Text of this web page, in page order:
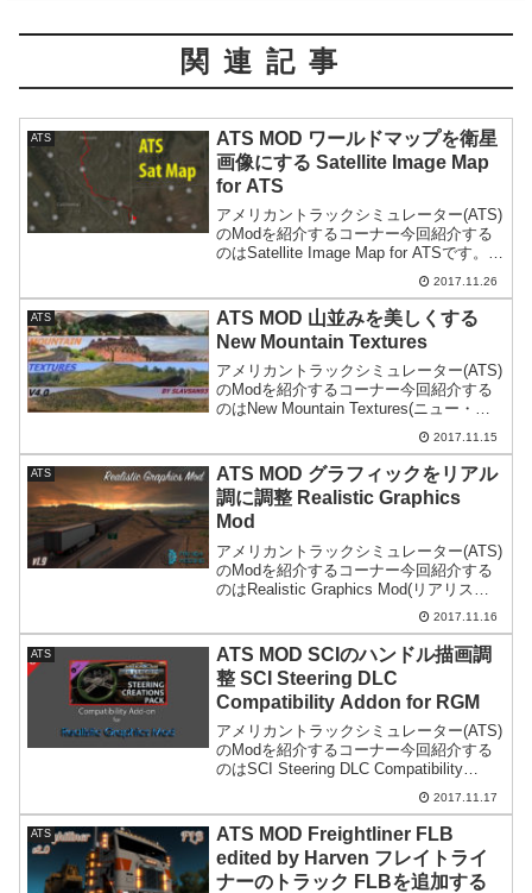
関連記事
ATS
ATS MOD ワールドマップを衛星
画像にする Satellite Image Map
for ATS
アメリカントラックシミュレーター(ATS)
のModを紹介するコーナー今回紹介する
のはSatellite Image Map for ATSです。
Modの導入は全て自己責任です。万が一
何かが起こっても一切責任は持てませ
ん。またModに関する質...
2017.11.26
ATS
ATS MOD 山並みを美しくする
New Mountain Textures
アメリカントラックシミュレーター(ATS)
のModを紹介するコーナー今回紹介する
のはNew Mountain Textures(ニュー・マ
ウンテン・テクチャー)です。Modの導入
は全て自己責任です。万が一何かが起こ
っても一切責任は持てません...
2017.11.15
ATS
ATS MOD グラフィックをリアル
調に調整 Realistic Graphics
Mod
アメリカントラックシミュレーター(ATS)
のModを紹介するコーナー今回紹介する
のはRealistic Graphics Mod(リアリステ
ィック・グラフィックス)です。Modの導
入は全て自己責任です。万が一何かが起
こっても一切責任は持てま...
2017.11.16
ATS
ATS MOD SCIのハンドル描画調
整 SCI Steering DLC
Compatibility Addon for RGM
アメリカントラックシミュレーター(ATS)
のModを紹介するコーナー今回紹介する
のはSCI Steering DLC Compatibility
Addon for RGMです。Modの導入は全て
自己責任です。万が一何かが起こっても
一切責任...
2017.11.17
ATS
ATS MOD Freightliner FLB
edited by Harven フレイトライ
ナーのトラック FLBを追加する